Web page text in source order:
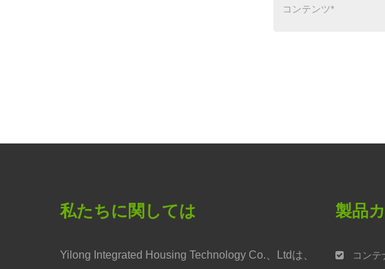
私たちに関しては
Yilong Integrated Housing Technology Co.、Ltdは、
製品
コンテ